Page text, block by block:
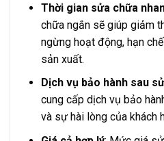
Thời gian sửa chữa
chữa ngắn sẽ giúp giảm
ngừng hoạt động, hạn
sản xuất.
Dịch vụ bảo hành sau
cung cấp dịch vụ bảo
và sự hài lòng của khách